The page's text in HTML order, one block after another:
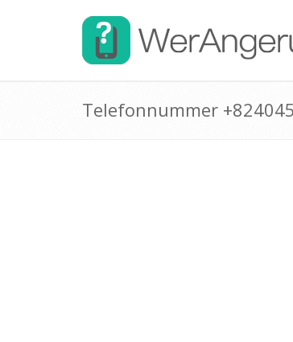
Telefonnummer